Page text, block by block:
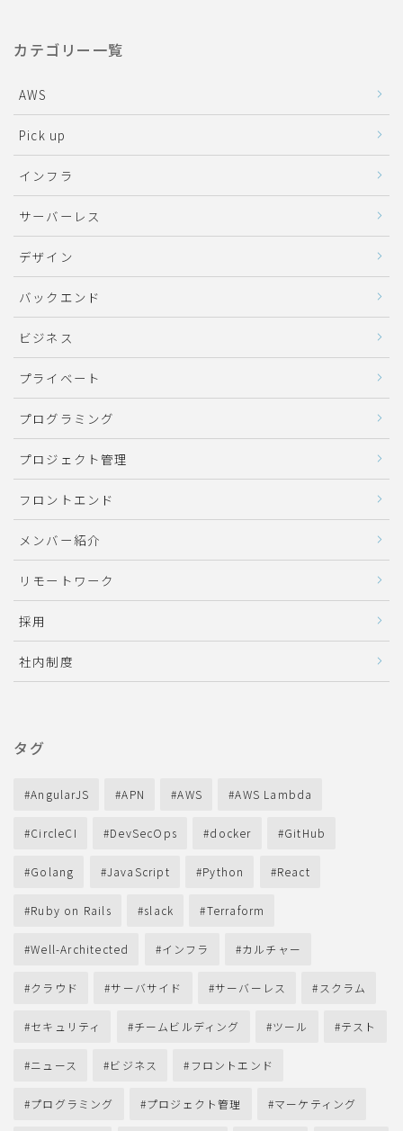
カテゴリー一覧
AWS
Pick up
インフラ
サーバーレス
デザイン
バックエンド
ビジネス
プライベート
プログラミング
プロジェクト管理
フロントエンド
メンバー紹介
リモートワーク
採用
社内制度
タグ
AngularJS APN AWS AWS Lambda
CircleCI DevSecOps docker GitHub
Golang JavaScript Python React
Ruby on Rails slack Terraform
Well-Architected インフラ カルチャー
クラウド サーバサイド サーバーレス スクラム
セキュリティ チームビルディング ツール テスト
ニュース ビジネス フロントエンド
プログラミング プロジェクト管理 マーケティング